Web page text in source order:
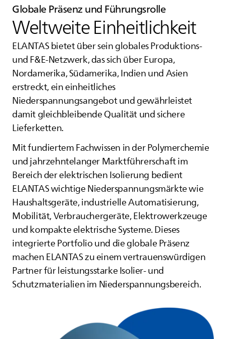
Globale Präsenz und Führungsrolle
Weltweite Einheitlichkeit
ELANTASbietet über sein globales Produktions-
und F&E-Netzwerk, das sich über Europa,
Nordamerika, Südamerika, Indien und Asien
erstreckt, ein einheitliches
Niederspannungsangebot und gewährleistet
damit gleichbleibende Qualität und sichere
Lieferketten.
Mit fundiertem Fachwissen in der Polymerchemie
und jahrzehntelanger Marktführerschaft im
Bereich der elektrischen Isolierung bedient
ELANTASwichtige Niederspannungsmärkte wie
Haushaltsgeräte, industrielle Automatisierung,
Mobilität, Verbrauchergeräte, Elektrowerkzeuge
und kompakte elektrische Systeme. Dieses
integrierte Portfolio und die globale Präsenz
machenELANTASzu einem vertrauenswürdigen
Partner für leistungsstarke Isolier- und
Schutzmaterialien im Niederspannungsbereich.